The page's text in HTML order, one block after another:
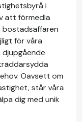
i
att förmedla
för våra
Oavsett om
står våra
dig med unik